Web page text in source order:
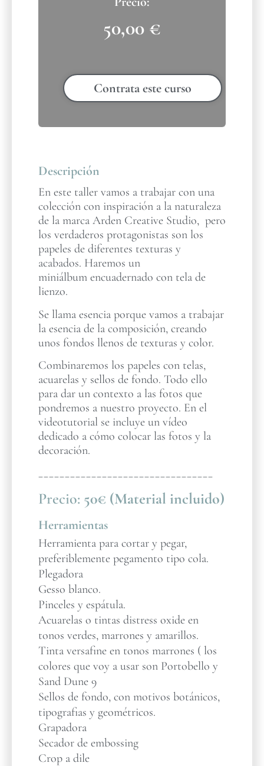
50,00 €
Contrata este curso
Descripción
En este taller vamos a trabajar con una
colección con inspiración a la naturaleza
de la marca Arden Creative Studio, pero
los verdaderos protagonistas son los
papeles de diferentes texturas y
acabados. Haremos un
miniálbum encuadernado con tela de
lienzo.
Se llama esencia porque vamos a trabajar
la esencia de la composición, creando
unos fondos llenos de texturas y color.
Combinaremos los papeles con telas,
acuarelas y sellos de fondo. Todo ello
para dar un contexto a las fotos que
pondremos a nuestro proyecto. En el
videotutorial se incluye un vídeo
dedicado a cómo colocar las fotos y la
decoración.
_________________________________
Precio: 50€ (Material incluido)
Herramientas
Herramienta para cortar y pegar,
preferiblemente pegamento tipo cola.
Plegadora
Gesso blanco.
Pinceles y espátula.
Acuarelas o tintas distress oxide en
tonos verdes, marrones y amarillos.
Tinta versafine en tonos marrones ( los
colores que voy a usar son Portobello y
Sand Dune 9
Sellos de fondo, con motivos botánicos,
tipografias y geométricos.
Grapadora
Secador de embossing
Crop a dile